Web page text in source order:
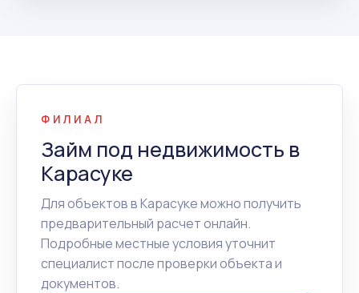
ФИЛИАЛ
Займ под недвижимость в
Карасуке
Для объектов в Карасуке можно получить
предварительный расчет онлайн.
Подробные местные условия уточнит
специалист после проверки объекта и
документов.